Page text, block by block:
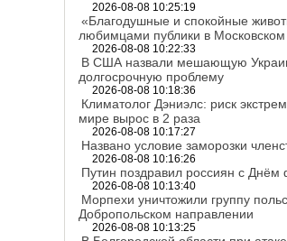
2026-08-08 10:25:19
«Благодушные и спокойные
любимцами публики в Московском
2026-08-08 10:22:33
В США назвали мешающую
долгосрочную проблему
2026-08-08 10:18:36
Климатолог Дэниэлс: риск
мире вырос в 2 раза
2026-08-08 10:17:27
Названо условие заморозки
2026-08-08 10:16:26
Путин поздравил россиян с Днём
2026-08-08 10:13:40
Морпехи уничтожили группу
Добропольском направлении
2026-08-08 10:13:25